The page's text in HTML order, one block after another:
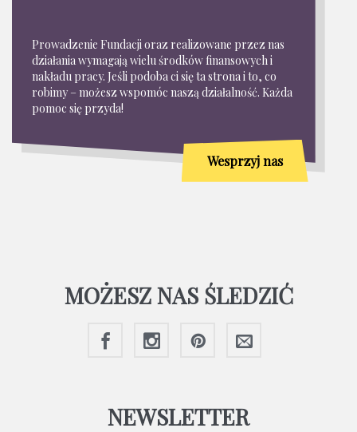
Prowadzenie Fundacji oraz realizowane przez nas
działania wymagają wielu środków finansowych i
nakładu pracy. Jeśli podoba ci się ta strona i to, co
robimy – możesz wspomóc naszą działalność. Każda
pomoc się przyda!
Wesprzyj nas
MOŻESZ NAS ŚLEDZIĆ
NEWSLETTER